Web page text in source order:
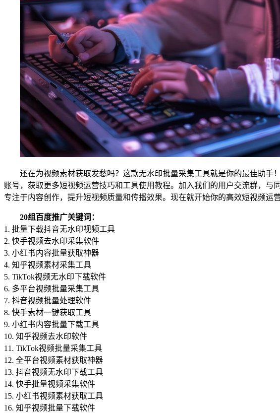
还在为视频素材获取发愁吗？这款无水印批量采集工具就是你的最佳助
账号，获取更多短视频运营技巧和工具使用教程。加入我们的用户交流群，
专注于内容创作，提升短视频质量和传播效果。现在就开始你的高效短视频运营
20组百度推广关键词：
1. 批量下载抖音无水印视频工具
2. 快手视频去水印采集软件
3. 小红书内容批量获取神器
4. 知乎视频素材采集工具
5. TikTok视频无水印下载软件
6. 多平台视频批量采集工具
7. 抖音视频批量处理软件
8. 快手素材一键获取工具
9. 小红书内容批量下载工具
10. 知乎视频去水印软件
11. TikTok视频批量采集工具
12. 全平台视频素材获取神器
13. 抖音视频无水印下载工具
14. 快手批量视频采集软件
15. 小红书视频素材获取工具
16. 知乎视频批量下载软件